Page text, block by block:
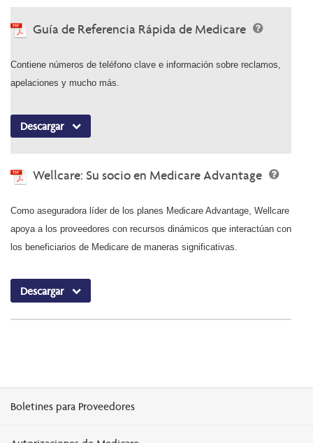
Guía de Referencia Rápida de Medicare
Contiene números de teléfono clave e información sobre reclamos,
apelaciones y mucho más.
Descargar
Wellcare: Su socio en Medicare Advantage
Como aseguradora líder de los planes Medicare Advantage, Wellcare
apoya a los proveedores con recursos dinámicos que interactúan con
los beneficiarios de Medicare de maneras significativas.
Descargar
Boletines para Proveedores